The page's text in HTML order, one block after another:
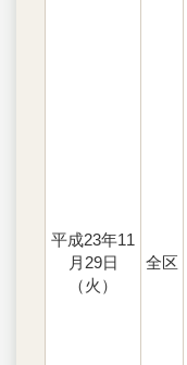
平成23年11
月29日
（火）
全区